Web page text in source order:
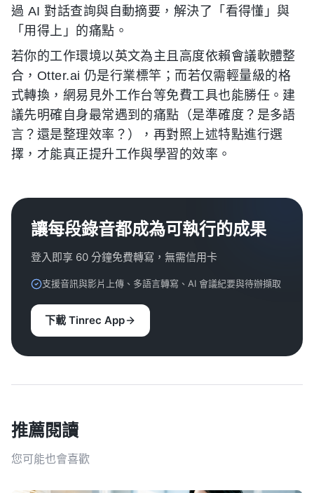
過 AI 對話查詢與自動摘要，解決了「看得懂」與
「用得上」的痛點。
若你的工作環境以英文為主且高度依賴會議軟體整
合，Otter.ai 仍是行業標竿；而若仅需輕量級的格
式轉換，網易見外工作台等免費工具也能勝任。建
議先明確自身最常遇到的痛點（是準確度？是多語
言？還是整理效率？），再對照上述特點進行選
擇，才能真正提升工作與學習的效率。
讓每段錄音都成為可執行的成果
登入即享 60 分鐘免費轉寫，無需信用卡
支援音訊與影片上傳、多語言轉寫、AI 會議紀要與待辦擷取
下載 Tinrec App
推薦閱讀
您可能也會喜歡